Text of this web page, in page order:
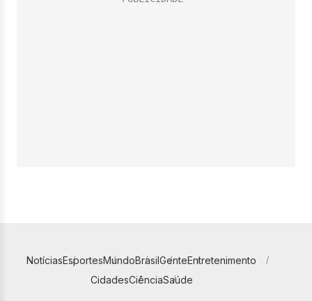
NotíciasEsportesMundoBrasilGenteEntretenimento
CidadesCiênciaSaúde